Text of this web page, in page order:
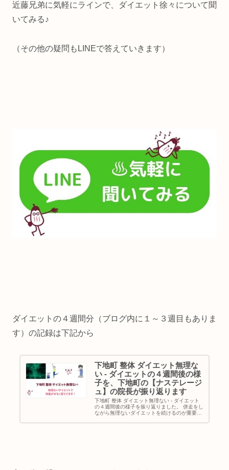
近藤兄弟に気軽にラインで、ダイエット徐々について聞
いてみる♪
（その他の疑問もLINEで答えていきます）
ダイエットの４週間分（ブログ内に１～３週目もありま
す）の記録は下記から
下地町 整体 ダイエット無理な
い - ダイエットの４週間後の様
子を、下地町の【ナステレージ
ュ】の院長が振り返ります
下地町 整体 ダイエット無理ない - ダイエット
の４週間後の様子を振り返りました。 併走をし
ながら無理ないダイエットを続けるのが重要で
バイスも、まとめてありますよ！！ ダイエット